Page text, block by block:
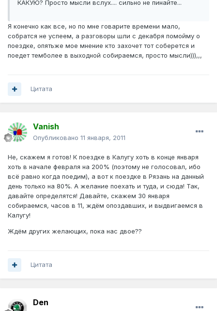
КАКУЮ? Просто мысли вслух.... сильно не пинайте...
Я конечно как все, но по мне говарите времени мало,
собратся не успеем, а разговоры шли с декабря помойму о
поездке, опятьже мое мнение кто захочет тот соберется и
поедет темболее в выходной собираемся, просто мысли))),,,
Цитата
Vanish
Опубликовано 11 января, 2011
Не, скажем я готов! К поездке в Калугу хоть в конце января
хоть в начале февраля на 200% (поэтому не голосовал, ибо
всё равно когда поедим), а вот к поездке в Рязань на данный
день только на 80%. А желание поехать и туда, и сюда! Так,
давайте определятся! Давайте, скажем 30 января
собираемся, часов в 11, ждём опоздавших, и выдвигаемся в
Калугу!
Ждём других желающих, пока нас двое??
Цитата
Den